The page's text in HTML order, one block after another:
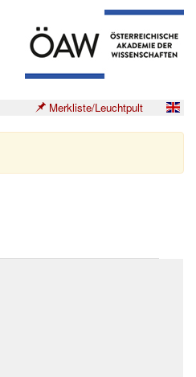
Merkliste/Leuchtpult